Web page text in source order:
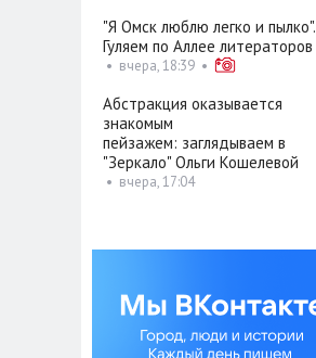
"Я Омск люблю легко и пылко".
Гуляем по Аллее литераторов
• вчера, 18:39•
Абстракция оказывается
знакомым
пейзажем: заглядываем в
"Зеркало" Ольги Кошелевой
• вчера, 17:04